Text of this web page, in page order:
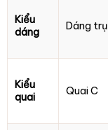
Kiểu
dáng
Dáng trụ
Kiểu
quai
Quai C